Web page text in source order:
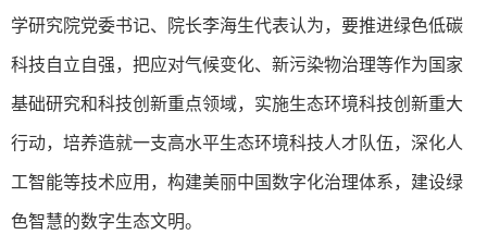
学研究院党委书记、院长李海生代表认为，要推进绿色低碳
科技自立自强，把应对气候变化、新污染物治理等作为国家
基础研究和科技创新重点领域，实施生态环境科技创新重大
行动，培养造就一支高水平生态环境科技人才队伍，深化人
工智能等技术应用，构建美丽中国数字化治理体系，建设绿
色智慧的数字生态文明。